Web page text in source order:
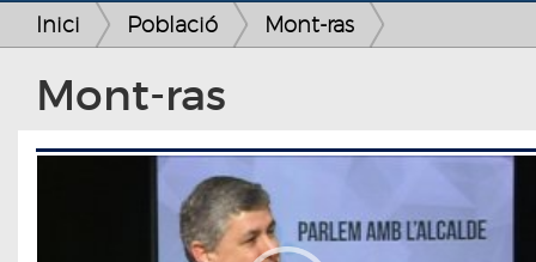
Inici Població Mont-ras
Mont-ras